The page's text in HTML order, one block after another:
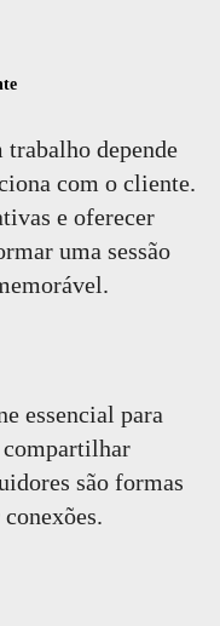
trabalho depende
com o cliente.
e oferecer
uma sessão
essencial para
são formas